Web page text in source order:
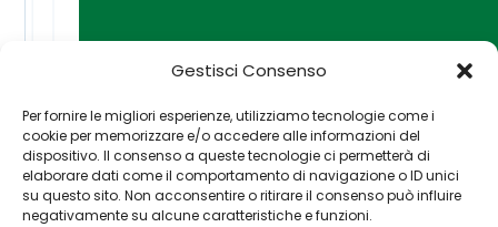
Gestisci Consenso
Per fornire le migliori esperienze, utilizziamo tecnologie come i
cookie per memorizzare e/o accedere alle informazioni del
dispositivo. Il consenso a queste tecnologie ci permetterà di
elaborare dati come il comportamento di navigazione o ID unici
su questo sito. Non acconsentire o ritirare il consenso può influire
negativamente su alcune caratteristiche e funzioni.